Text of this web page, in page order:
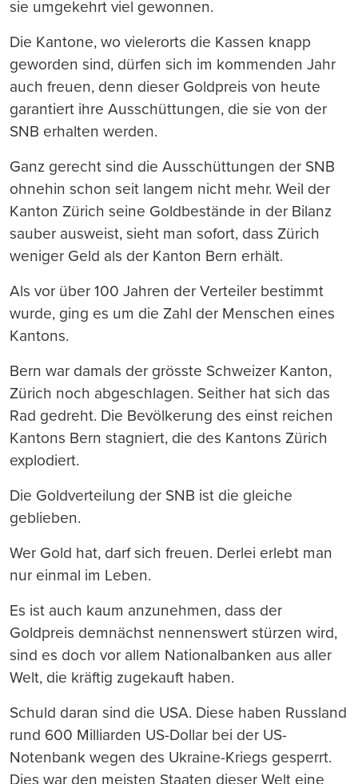
sie umgekehrt viel gewonnen.
Die Kantone, wo vielerorts die Kassen knapp
geworden sind, dürfen sich im kommenden Jahr
auch freuen, denn dieser Goldpreis von heute
garantiert ihre Ausschüttungen, die sie von der
SNB erhalten werden.
Ganz gerecht sind die Ausschüttungen der SNB
ohnehin schon seit langem nicht mehr. Weil der
Kanton Zürich seine Goldbestände in der Bilanz
sauber ausweist, sieht man sofort, dass Zürich
weniger Geld als der Kanton Bern erhält.
Als vor über 100 Jahren der Verteiler bestimmt
wurde, ging es um die Zahl der Menschen eines
Kantons.
Bern war damals der grösste Schweizer Kanton,
Zürich noch abgeschlagen. Seither hat sich das
Rad gedreht. Die Bevölkerung des einst reichen
Kantons Bern stagniert, die des Kantons Zürich
explodiert.
Die Goldverteilung der SNB ist die gleiche
geblieben.
Wer Gold hat, darf sich freuen. Derlei erlebt man
nur einmal im Leben.
Es ist auch kaum anzunehmen, dass der
Goldpreis demnächst nennenswert stürzen wird,
sind es doch vor allem Nationalbanken aus aller
Welt, die kräftig zugekauft haben.
Schuld daran sind die USA. Diese haben Russland
rund 600 Milliarden US-Dollar bei der US-
Notenbank wegen des Ukraine-Kriegs gesperrt.
Dies war den meisten Staaten dieser Welt eine